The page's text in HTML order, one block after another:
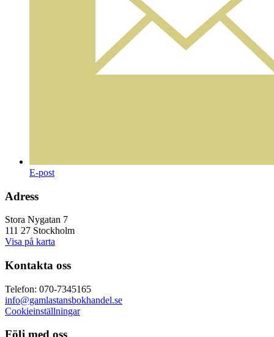
E-post
Adress
Stora Nygatan 7
111 27 Stockholm
Visa på karta
Kontakta oss
Telefon: 070-7345165
info@gamlastansbokhandel.se
Cookieinställningar